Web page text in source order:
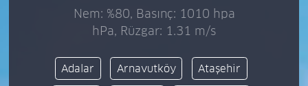
Nem: %80, Basınç: 1010 hpa
hPa, Rüzgar: 1.31 m/s
Adalar Arnavutköy Ataşehir